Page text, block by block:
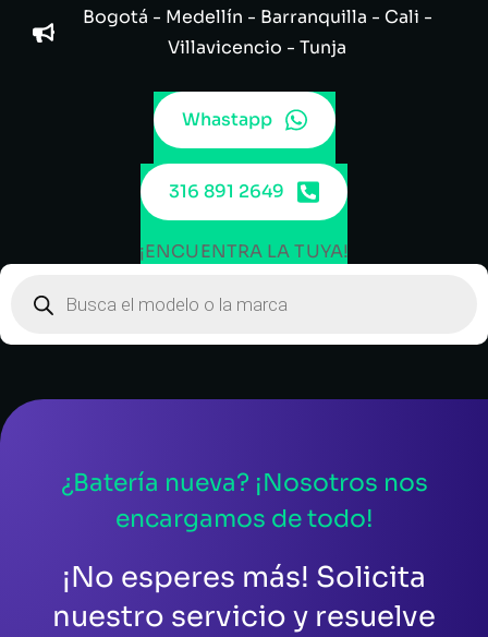
Bogotá - Medellín - Barranquilla - Cali -
Villavicencio - Tunja
Whastapp
316 891 2649
¡ENCUENTRA LA TUYA!
¿Batería nueva? ¡Nosotros nos
encargamos de todo!
¡No esperes más! Solicita
nuestro servicio y resuelve